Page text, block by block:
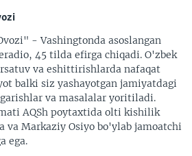
- Vashingtonda asoslangan
45 tilda efirga chiqadi. O'zbek
va eshittirishlarda nafaqat
balki siz yashayotgan jamiyatdagi
va masalalar yoritiladi.
AQSh poytaxtida olti kishilik
va Markaziy Osiyo bo'ylab jamoatchi
ega.